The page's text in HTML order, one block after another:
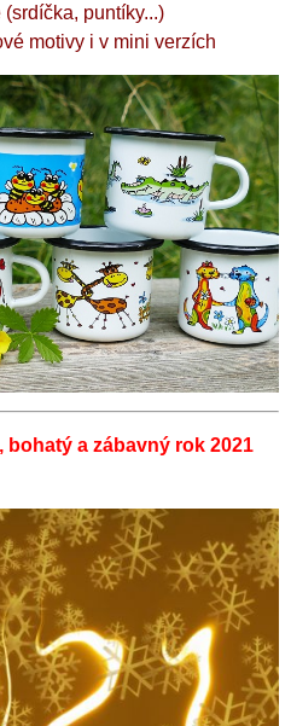
puntíky...)
motivy i v mini verzích
a zábavný rok 2021